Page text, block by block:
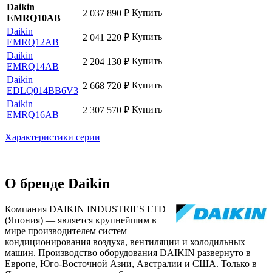
Daikin
EMRQ10AB
2 037 890 ₽ Купить
Daikin
EMRQ12AB
2 041 220 ₽ Купить
Daikin
EMRQ14AB
2 204 130 ₽ Купить
Daikin
EDLQ014BB6V3 2 668 720 ₽ Купить
Daikin
EMRQ16AB
2 307 570 ₽ Купить
Характеристики серии
О бренде Daikin
Компания DAIKIN INDUSTRIES LTD
(Япония) — является крупнейшим в
мире производителем систем
кондиционирования воздуха, вентиляции и холодильных
машин. Производство оборудования DAIKIN развернуто в
Европе, Юго-Восточной Азии, Австралии и США. Только в